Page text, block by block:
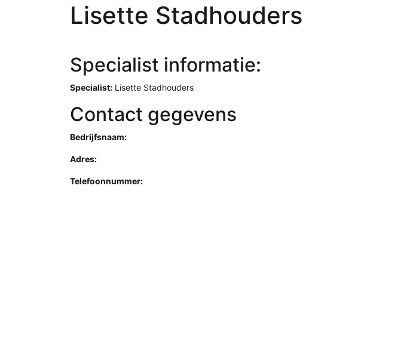
Lisette Stadhouders
Specialist informatie:
Specialist: Lisette Stadhouders
Contact gegevens
Bedrijfsnaam:
Adres:
Telefoonnummer: